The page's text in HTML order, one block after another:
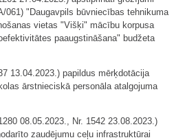
061) "Daugavpils būvniecības tehnikuma
vietas "Višķi" mācību korpusa
paaugstināšana" budžeta
13.04.2023.) papildus mērķdotācija
ārstnieciskā personāla atalgojuma
08.05.2023., Nr. 1542 23.08.2023.)
zaudējumu ceļu infrastruktūrai